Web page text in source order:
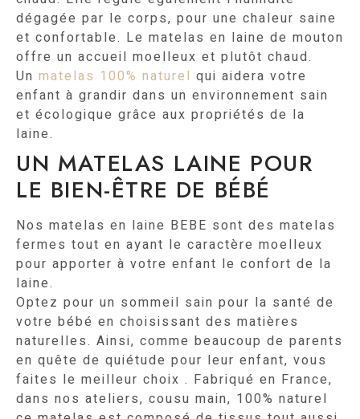
dégagée par le corps, pour une chaleur saine
et confortable. Le matelas en laine de mouton
offre un accueil moelleux et plutôt chaud.
Un matelas 100% naturel qui aidera votre
enfant à grandir dans un environnement sain
et écologique grâce aux propriétés de la
laine.
UN MATELAS LAINE POUR
LE BIEN-ÊTRE DE BÉBÉ
Nos matelas en laine BEBE sont des matelas
fermes tout en ayant le caractère moelleux
pour apporter à votre enfant le confort de la
laine.
Optez pour un sommeil sain pour la santé de
votre bébé en choisissant des matières
naturelles. Ainsi, comme beaucoup de parents
en quête de quiétude pour leur enfant, vous
faites le meilleur choix . Fabriqué en France,
dans nos ateliers, cousu main, 100% naturel